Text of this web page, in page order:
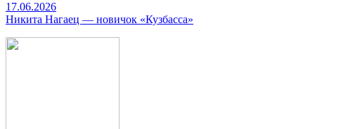
17.06.2026
Никита Нагаец — новичок «Кузбасса»